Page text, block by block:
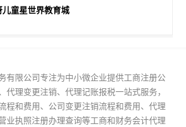
童星世界教育城
有限公司专注为中小微企业提供工商注册公
代理变更注销、代理记账报税一站式服务，
程和费用、公司变更注销流程和费用、代理
业执照注册办理查询等工商和财务会计代理